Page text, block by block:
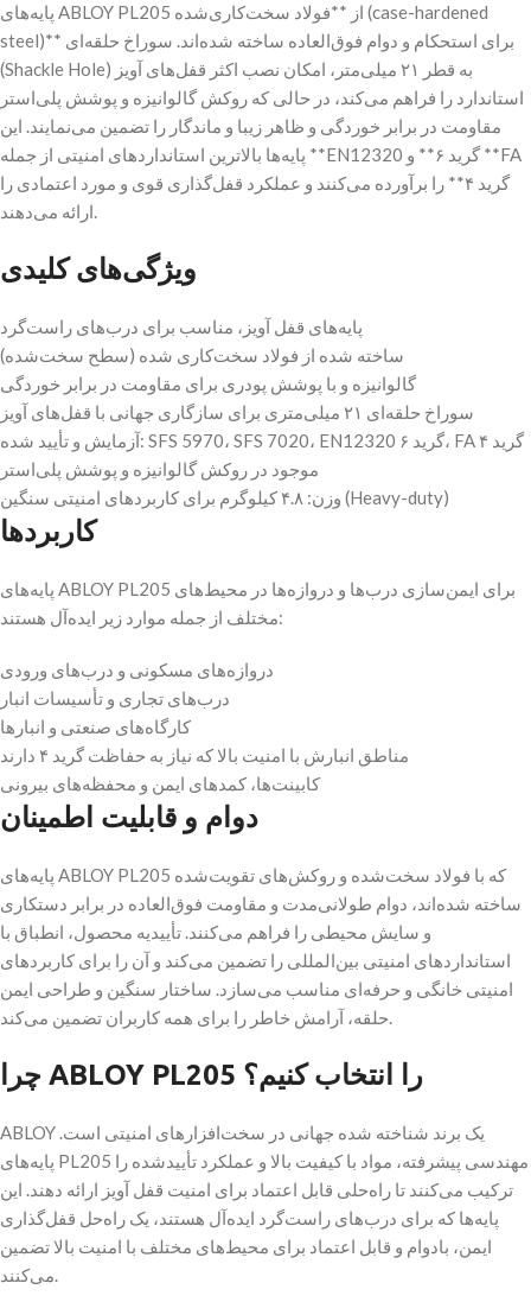
پایه‌های ABLOY PL205 از **فولاد سخت‌کاری‌شده (case-hardened
steel)** برای استحکام و دوام فوق‌العاده ساخته شده‌اند. سوراخ حلقه‌ای
(Shackle Hole) به قطر ۲۱ میلی‌متر، امکان نصب اکثر قفل‌های آویز
استاندارد را فراهم می‌کند، در حالی که روکش گالوانیزه و پوشش پلی‌استر
مقاومت در برابر خوردگی و ظاهر زیبا و ماندگار را تضمین می‌نمایند. این
پایه‌ها بالاترین استانداردهای امنیتی از جمله **EN12320 گرید ۶** و **FA
گرید ۴** را برآورده می‌کنند و عملکرد قفل‌گذاری قوی و مورد اعتمادی را
ارائه می‌دهند.
ویژگی‌های کلیدی
پایه‌های قفل آویز، مناسب برای درب‌های راست‌گرد
ساخته شده از فولاد سخت‌کاری شده (سطح سخت‌شده)
گالوانیزه و با پوشش پودری برای مقاومت در برابر خوردگی
سوراخ حلقه‌ای ۲۱ میلی‌متری برای سازگاری جهانی با قفل‌های آویز
آزمایش و تأیید شده: SFS 5970، SFS 7020، EN12320 گرید ۶، FA گرید ۴
موجود در روکش گالوانیزه و پوشش پلی‌استر
وزن: ۴.۸ کیلوگرم برای کاربردهای امنیتی سنگین (Heavy-duty)
کاربردها
پایه‌های ABLOY PL205 برای ایمن‌سازی درب‌ها و دروازه‌ها در محیط‌های
مختلف از جمله موارد زیر ایده‌آل هستند:
دروازه‌های مسکونی و درب‌های ورودی
درب‌های تجاری و تأسیسات انبار
کارگاه‌های صنعتی و انبارها
مناطق انبارش با امنیت بالا که نیاز به حفاظت گرید ۴ دارند
کابینت‌ها، کمدهای ایمن و محفظه‌های بیرونی
دوام و قابلیت اطمینان
پایه‌های ABLOY PL205 که با فولاد سخت‌شده و روکش‌های تقویت‌شده
ساخته شده‌اند، دوام طولانی‌مدت و مقاومت فوق‌العاده در برابر دستکاری
و سایش محیطی را فراهم می‌کنند. تأییدیه محصول، انطباق با
استانداردهای امنیتی بین‌المللی را تضمین می‌کند و آن را برای کاربردهای
امنیتی خانگی و حرفه‌ای مناسب می‌سازد. ساختار سنگین و طراحی ایمن
حلقه، آرامش خاطر را برای همه کاربران تضمین می‌کند.
چرا ABLOY PL205 را انتخاب کنیم؟
ABLOY یک برند شناخته شده جهانی در سخت‌افزارهای امنیتی است.
پایه‌های PL205 مهندسی پیشرفته، مواد با کیفیت بالا و عملکرد تأییدشده را
ترکیب می‌کنند تا راه‌حلی قابل اعتماد برای امنیت قفل آویز ارائه دهند. این
پایه‌ها که برای درب‌های راست‌گرد ایده‌آل هستند، یک راه‌حل قفل‌گذاری
ایمن، بادوام و قابل اعتماد برای محیط‌های مختلف با امنیت بالا تضمین
می‌کنند.